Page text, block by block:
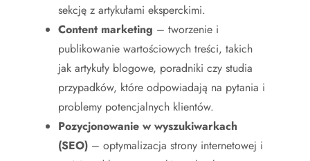
sekcję z artykułami eksperckimi.
Content marketing – tworzenie i
publikowanie wartościowych treści, takich
jak artykuły blogowe, poradniki czy studia
przypadków, które odpowiadają na pytania i
problemy potencjalnych klientów.
Pozycjonowanie w wyszukiwarkach
(SEO) – optymalizacja strony internetowej i